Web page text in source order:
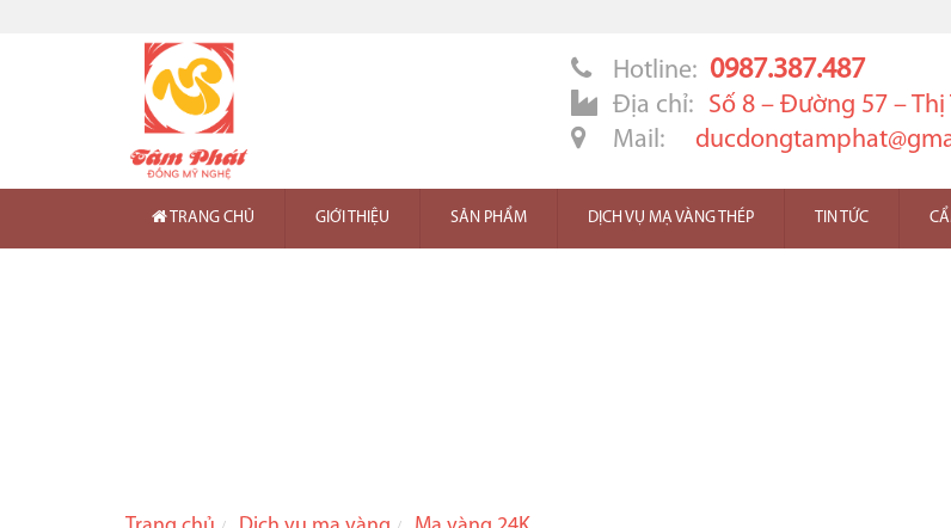
Hotline: 0987.387.487
Địa chỉ:
Số 8 – Đường 57 –
Mail:
TRANG CHỦ GIỚI THIỆU SẢN PHẨM DỊCH VỤ MẠ VÀNG THÉP TIN TỨC